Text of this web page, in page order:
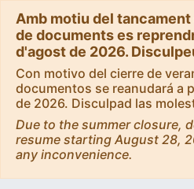
Amb motiu del
de documents es
d'agost de 2026.
Con motivo del cierre de
documentos se reanudará a
de 2026. Disculpad las
Due to the summer closure,
resume starting August 28,
any inconvenience.